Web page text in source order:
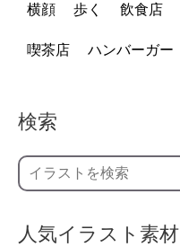
横顔 歩く 飲食店
喫茶店 ハンバーガー
検索
人気イラスト素材